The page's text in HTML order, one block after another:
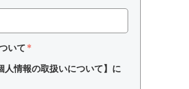
いて
人情報の取扱いについて】に